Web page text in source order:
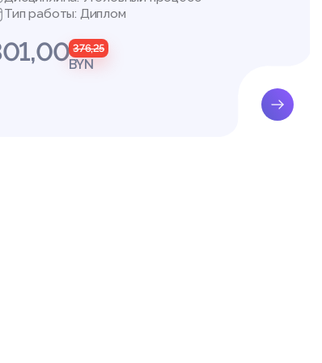
Тип работы: Диплом
376,25
BYN